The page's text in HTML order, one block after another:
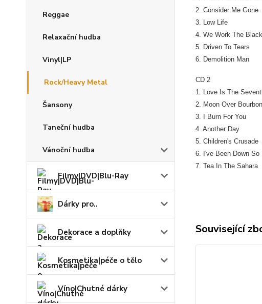
Reggae
Relaxační hudba
Vinyl|LP
Rock/Heavy Metal
Šansony
Taneční hudba
Vánoční hudba
Filmy|DVD|Blu-Ray
Dárky pro..
Dekorace a doplňky
Kosmetika|péče o tělo
Víno|Chutné dárky
2. Consider Me Gone
3. Low Life
4. We Work The
5. Driven To Tears
6. Demolition Man
CD 2
1. Love Is The
2. Moon Over
3. I Burn For You
4. Another Day
5. Children's Crusade
6. I've Been Down So
7. Tea In The Sahara
Související